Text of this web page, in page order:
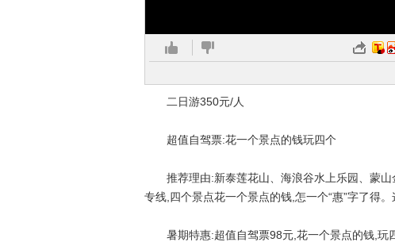
二日游350元/人
超值自驾票:花一个景点的钱玩四个
推荐理由:新泰莲花山、海浪谷水上乐园、蒙山
专线,四个景点花一个景点的钱,怎一个“惠”字了得。
暑期特惠:超值自驾票98元,花一个景点的钱,玩